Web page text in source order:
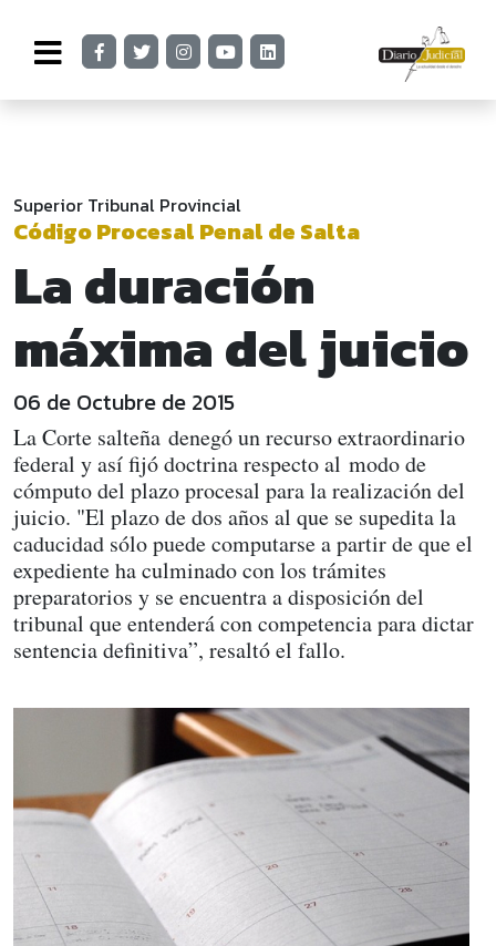
Superior Tribunal Provincial
Código Procesal Penal de Salta
La duración
máxima del juicio
06 de Octubre de 2015
La Corte salteña denegó un recurso extraordinario
federal y así fijó doctrina respecto al modo de
cómputo del plazo procesal para la realización del
juicio. "El plazo de dos años al que se supedita la
caducidad sólo puede computarse a partir de que el
expediente ha culminado con los trámites
preparatorios y se encuentra a disposición del
tribunal que entenderá con competencia para dictar
sentencia definitiva”, resaltó el fallo.